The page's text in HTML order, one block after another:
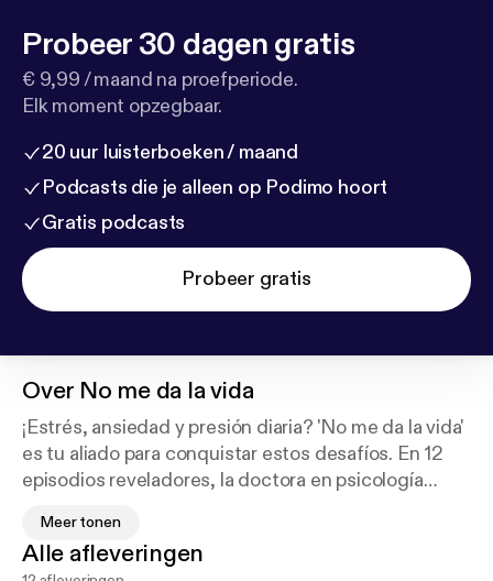
Probeer 30 dagen gratis
€ 9,99 / maand na proefperiode.
Elk moment opzegbaar.
20 uur luisterboeken / maand
Podcasts die je alleen op Podimo hoort
Gratis podcasts
Probeer gratis
Over No me da la vida
¡Estrés, ansiedad y presión diaria? 'No me da la vida'
es tu aliado para conquistar estos desafíos. En 12
episodios reveladores, la doctora en psicología
Fernández desmantelan el mito de la súpermujer
moderna. Este podcast es tu guía hacia el equilibrio,
Meer tonen
Alle afleveringen